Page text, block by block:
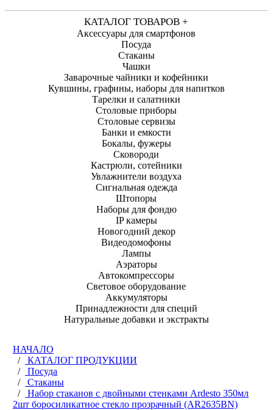
КАТАЛОГ ТОВАРОВ +
Аксессуары для смартфонов
Посуда
Стаканы
Чашки
Заварочные чайники и кофейники
Кувшины, графины, наборы для напитков
Тарелки и салатники
Столовые приборы
Столовые сервизы
Банки и емкости
Бокалы, фужеры
Сковороди
Кастрюли, сотейники
Увлажнители воздуха
Сигнальная одежда
Штопоры
Наборы для фондю
IP камеры
Новогодний декор
Видеодомофоны
Лампы
Аэраторы
Автокомпрессоры
Световое оборудование
Аккумуляторы
Принадлежности для специй
Натуральные добавки и экстракты
НАЧАЛО
/
КАТАЛОГ ПРОДУКЦИИ
/
Посуда
/
Стаканы
/
Набор стаканов с двойными стенками Ardesto 350мл
2шт боросиликатное стекло прозрачный (AR2635BN)